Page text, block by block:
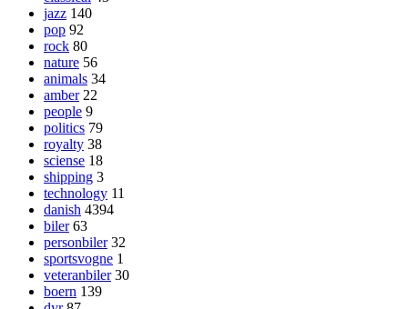
jazz 140
pop 92
rock 80
nature 56
animals 34
amber 22
people 9
politics 79
royalty 38
sciense 18
shipping 3
technology 11
danish 4394
biler 63
personbiler 32
sportsvogne 1
veteranbiler 30
boern 139